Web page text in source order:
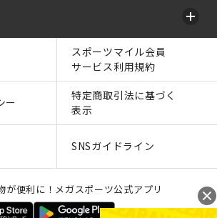
スポーツマイル会員
サービス利用規約
ー
特定商取引法に基づく
表示
SNSガイドライン
が便利に！メガスポーツ公式アプリ